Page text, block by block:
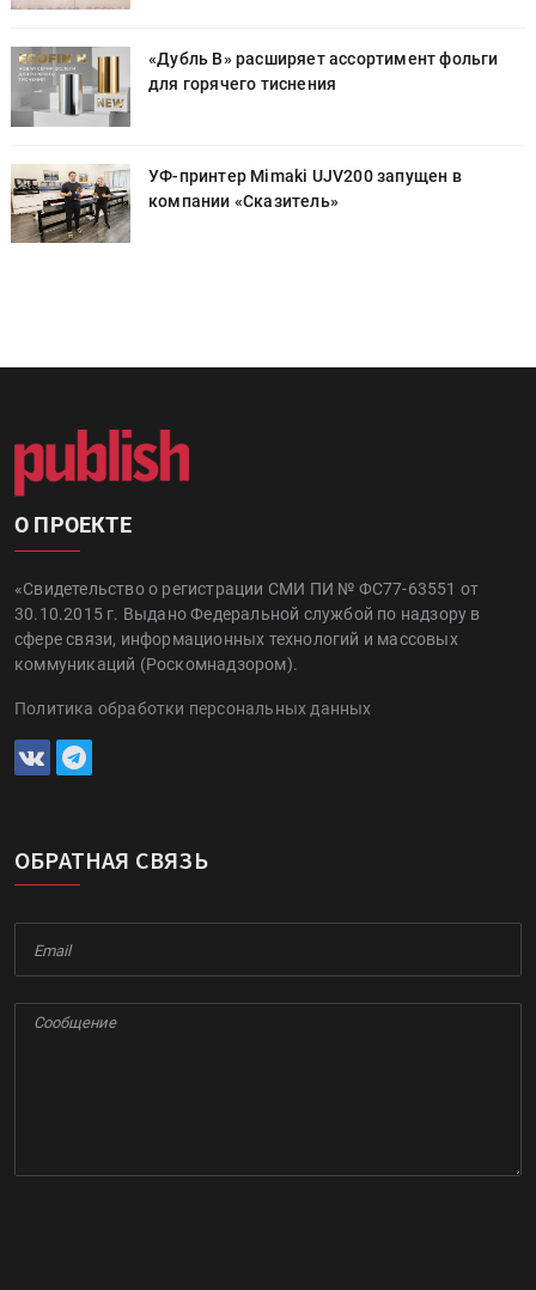
«Дубль В» расширяет ассортимент фольги
для горячего тиснения
УФ-принтер Mimaki UJV200 запущен в
компании «Сказитель»
О ПРОЕКТЕ
«Свидетельство о регистрации СМИ ПИ № ФС77-63551 от
30.10.2015 г. Выдано Федеральной службой по надзору в
сфере связи, информационных технологий и массовых
коммуникаций (Роскомнадзором).
Политика обработки персональных данных
ОБРАТНАЯ СВЯЗЬ